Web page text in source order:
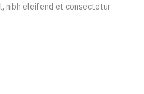
nibh eleifend et consectetur